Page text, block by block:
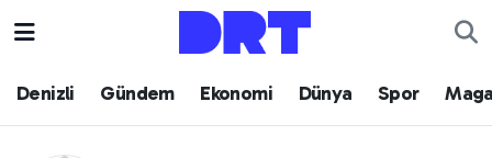
Denizli Gündem Ekonomi Dünya Spor
Denizli
Hava Durumu